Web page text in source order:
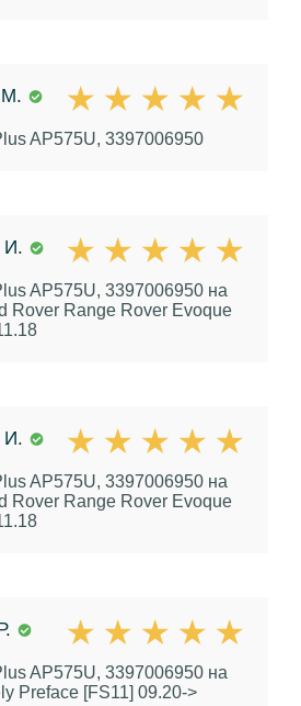
М.
AP575U, 3397006950
И.
AP575U, 3397006950 на
Rover Range Rover Evoque
И.
AP575U, 3397006950 на
Rover Range Rover Evoque
AP575U, 3397006950 на
Preface [FS11] 09.20->